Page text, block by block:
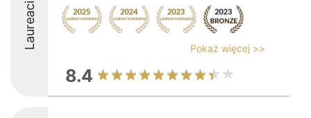
Laureaci Pokaż więcej >>
8.4